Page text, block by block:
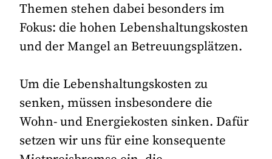
Themen stehen dabei besonders im
Fokus: die hohen Lebenshaltungskosten
und der Mangel an Betreuungsplätzen.
Um die Lebenshaltungskosten zu
senken, müssen insbesondere die
Wohn- und Energiekosten sinken. Dafür
setzen wir uns für eine konsequente